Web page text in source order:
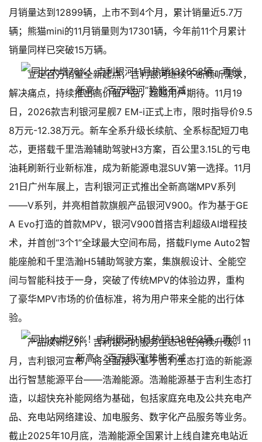
月销量达到12899辆，上市不到4个月，累计销量近5.7万
辆；熊猫mini的11月销量则为17301辆，今年前11个月累计
销量同样已突破15万辆。
立足百万销量全新起点，吉利银河继续不断倾听需求，
解决痛点，持续推出高价值产品，超越用户期待。11月19
日，2026款吉利银河星舰7 EM-i正式上市，限时指导价9.5
8万元-12.38万元。新车全系升级长续航、全系标配短刀电
芯，更搭载千里浩瀚辅助驾驶H3方案，百公里3.15L的亏电
油耗刷新行业新标准，成为新能源电混SUV第一选择。11月
21日广州车展上，吉利银河正式推出全新高端MPV系列
——V系列，并亮相首款旗舰产品银河V900。作为基于GE
A Evo打造的首款MPV，银河V900首搭吉利超级AI增程技
术，并首创“3个1”全球最大空间布局，搭载Flyme Auto2智
能座舱和千里浩瀚H5辅助驾驶方案，集旗舰设计、全能空
间与智能科技于一身，突破了传统MPV的体验边界，重构
了豪华MPV市场的价值标准，将为用户带来全能的出行体
验。
产品焕新之外，吉利银河的服务生态也在持续升级。11
月，吉利银河宣布，将全面接入基于吉利生态打造的新能源
出行智慧能源平台——浩瀚能源。浩瀚能源基于吉利生态打
造，以超快充补能网络为基础，包括家庭充电及公共充电产
品、充电站网络建设、加电服务、数字化产品服务等业务。
截止2025年10月底，浩瀚能源全国累计上线自建充电站近